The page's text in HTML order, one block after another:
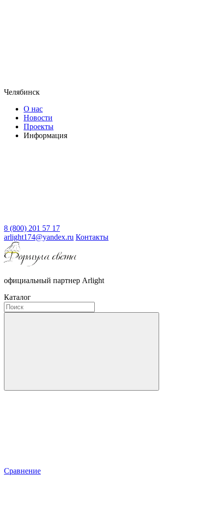
Челябинск
О нас
Новости
Проекты
Информация
8 (800) 201 57 17
arlight174@yandex.ru Контакты
официальный партнер Arlight
Каталог
Сравнение